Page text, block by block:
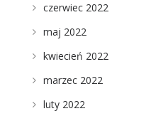
czerwiec 2022
maj 2022
kwiecień 2022
marzec 2022
luty 2022